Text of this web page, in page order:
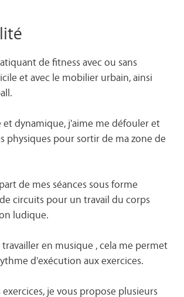
de fitness avec ou sans
et avec le mobilier urbain, ainsi
et dynamique, j'aime me défouler et
physiques pour sortir de ma zone de
de mes séances sous forme
circuits pour un travail du corps
ludique.
en musique , cela me permet
d'exécution aux exercices.
je vous propose plusieurs